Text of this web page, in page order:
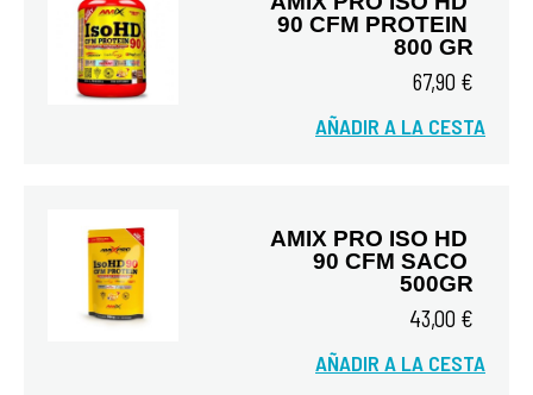
90 CFM PROTEIN
800 GR
67,90 €
AÑADIR A LA CESTA
AMIX PRO ISO HD
90 CFM SACO
500GR
43,00 €
AÑADIR A LA CESTA